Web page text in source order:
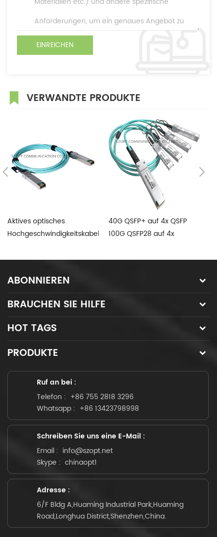
VERWANDTE PRODUKTE
Aktives optisches
Hochgeschwindigkeitskabel
Kabel
40G QSFP+ auf 4x QSFP
100G QSFP28 auf 4x
Kabel AOC QSFP+
ABONNIEREN
BRAUCHEN SIE HILFE
HOT TAGS
PRODUKTE
Ruf an bei :
Telefon : +86 755 2818 3296
Whatsapp : +86 13423798998
Schreiben Sie uns eine E-Mail :
Email : info@szopt.net
Skype : chinaopt1
Adresse :
6/F Bldg A,Huaming Industrial Park,Huaming
Road,Longhua District,Shenzhen,China.